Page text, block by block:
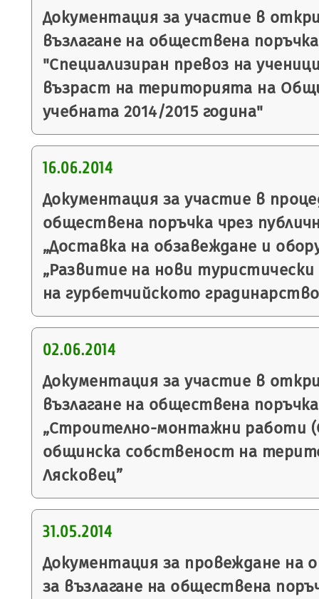
Документация за участие в
възлагане на обществена
"Специализиран превоз на
възраст на територията на
учебната 2014/2015 година"
16.06.2014
Документация за участие в
обществена поръчка чрез
„Доставка на обзавеждане и
„Развитие на нови
на гурбетчийското
02.06.2014
Документация за участие в
възлагане на обществена
„Строително-монтажни работи
общинска собственост на
Лясковец”
31.05.2014
Документация за провеждане на
за възлагане на обществена